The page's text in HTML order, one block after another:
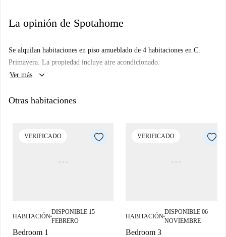
La opinión de Spotahome
Se alquilan habitaciones en piso amueblado de 4 habitaciones en C.
Primavera. La propiedad incluye aire acondicionado.
Ver más
keyboard_arrow_down
Otras habitaciones
VERIFICADO
HABITACIÓN■
DISPONIBLE 15
FEBRERO
Bedroom 1
VERIFICADO
HABITACIÓN■
DISPONIBLE 06
NOVIEMBRE
Bedroom 3